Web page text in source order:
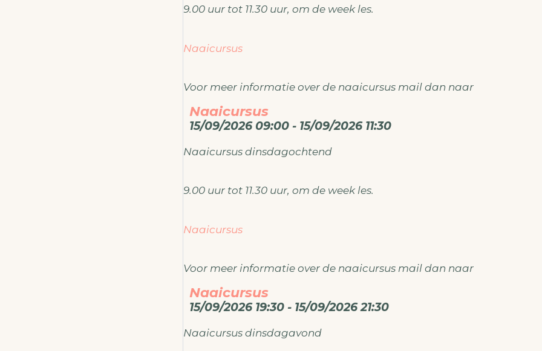
ateliermodemaken@gmail.com
9.00 uur tot 11.30 uur, om de week les.
Naaicursus
Voor meer informatie over de naaicursus mail dan naar
ateliermodemaken@gmail.com
Naaicursus
15/09/2026 09:00 - 15/09/2026 11:30
Naaicursus dinsdagochtend
9.00 uur tot 11.30 uur, om de week les.
Naaicursus
Voor meer informatie over de naaicursus mail dan naar
ateliermodemaken@gmail.com
Naaicursus
15/09/2026 19:30 - 15/09/2026 21:30
Naaicursus dinsdagavond